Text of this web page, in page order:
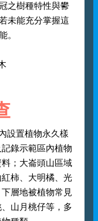
之樹種特性與鬰
未能充分掌握這
。
置植物永久樣
錄示範區內植物
；大崙頭山區域
柿、大明橘、光
層地被植物常見
山月桃仔等，多